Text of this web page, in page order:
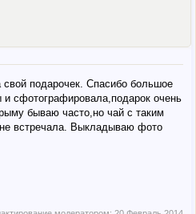
свой подарочек. Спасибо большое
сфотографировала,подарок очень
бываю часто,но чай с таким
встречала. Выкладываю фото